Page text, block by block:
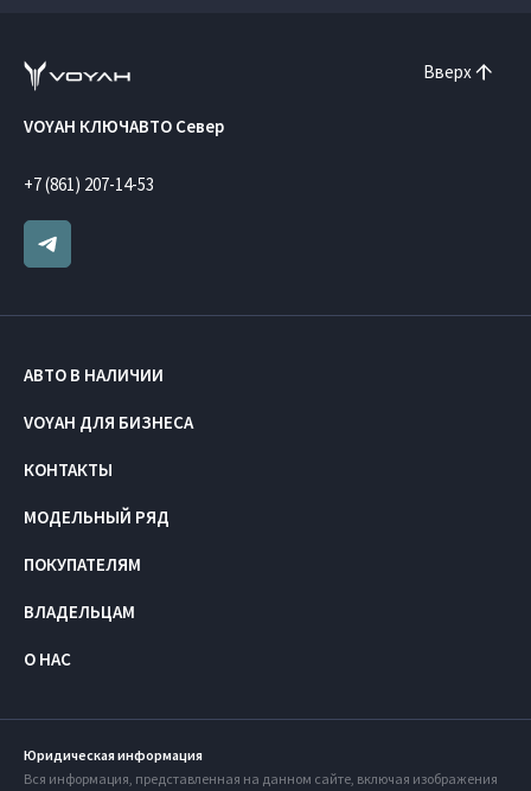
Вверх
VOYAH КЛЮЧАВТО Север
+7 (861) 207-14-53
АВТО В НАЛИЧИИ
VOYAH ДЛЯ БИЗНЕСА
КОНТАКТЫ
МОДЕЛЬНЫЙ РЯД
ПОКУПАТЕЛЯМ
ВЛАДЕЛЬЦАМ
О НАС
Юридическая информация
Вся информация, представленная на данном сайте, включая изображения